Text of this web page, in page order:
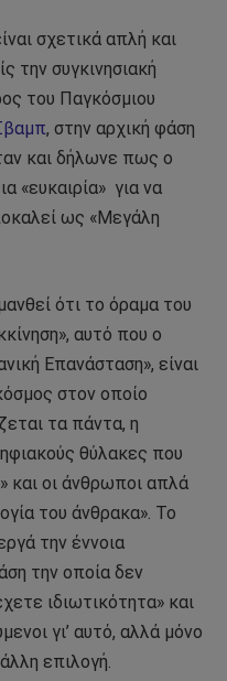
σχετικά απλή και
την συγκινησιακή
του Παγκόσμιου
, στην αρχική φάση
και δήλωνε πως ο
«ευκαιρία» για να
ως «Μεγάλη
ότι το όραμα του
αυτό που ο
Επανάσταση», είναι
στον οποίο
τα πάντα, η
θύλακες που
και οι άνθρωποι απλά
του άνθρακα». Το
την έννοια
την οποία δεν
ιδιωτικότητα» και
γι’ αυτό, αλλά μόνο
επιλογή.